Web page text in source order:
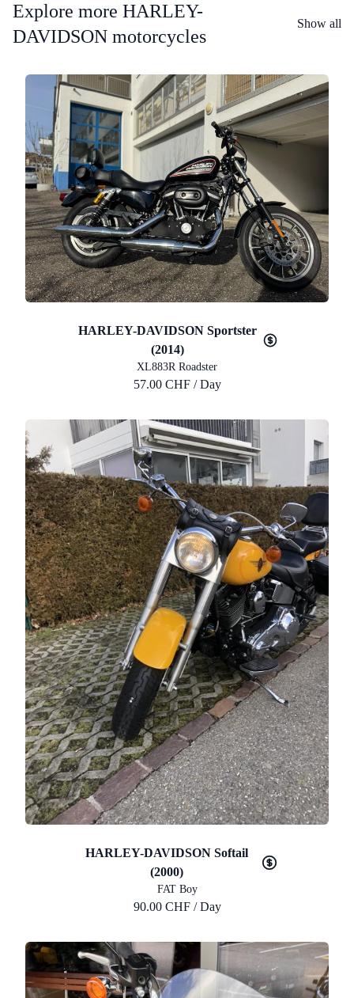
Explore more HARLEY-
DAVIDSON motorcycles
Show all
HARLEY-DAVIDSON Sportster
(2014)
XL883R Roadster
57.00 CHF / Day
HARLEY-DAVIDSON Softail
(2000)
FAT Boy
90.00 CHF / Day